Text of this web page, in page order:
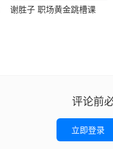
谢胜子 职场黄金跳槽课
评论前
立即登录